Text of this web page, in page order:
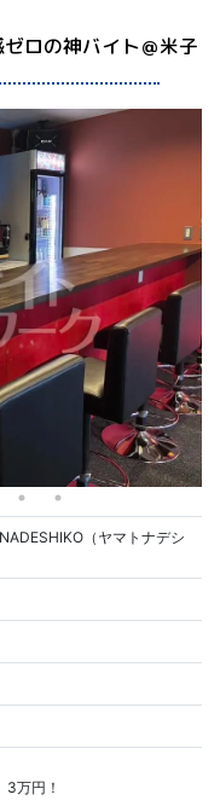
ロの神バイト＠米子
（ヤマトナデシ
3万円！